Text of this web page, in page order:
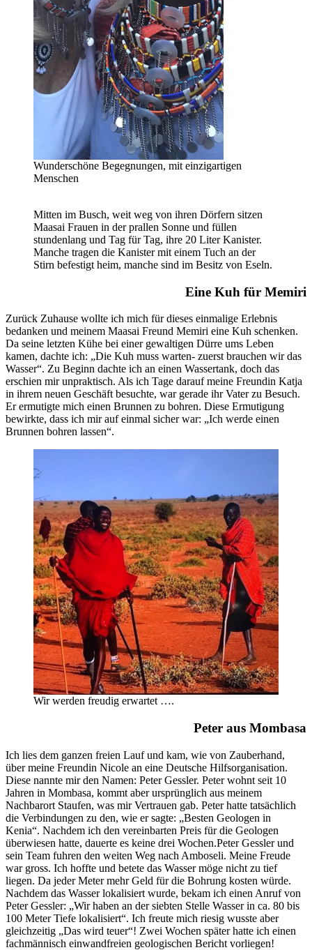
Wunderschöne Begegnungen, mit einzigartigen
Menschen
Mitten im Busch, weit weg von ihren Dörfern sitzen
Maasai Frauen in der prallen Sonne und füllen
stundenlang und Tag für Tag, ihre 20 Liter Kanister.
Manche tragen die Kanister mit einem Tuch an der
Stirn befestigt heim, manche sind im Besitz von Eseln.
Eine Kuh für Memiri
Zurück Zuhause wollte ich mich für dieses einmalige Erlebnis
bedanken und meinem Maasai Freund Memiri eine Kuh schenken.
Da seine letzten Kühe bei einer gewaltigen Dürre ums Leben
kamen, dachte ich: „Die Kuh muss warten- zuerst brauchen wir das
Wasser“. Zu Beginn dachte ich an einen Wassertank, doch das
erschien mir unpraktisch. Als ich Tage darauf meine Freundin Katja
in ihrem neuen Geschäft besuchte, war gerade ihr Vater zu Besuch.
Er ermutigte mich einen Brunnen zu bohren. Diese Ermutigung
bewirkte, dass ich mir auf einmal sicher war: „Ich werde einen
Brunnen bohren lassen“.
Wir werden freudig erwartet ….
Peter aus Mombasa
Ich lies dem ganzen freien Lauf und kam, wie von Zauberhand,
über meine Freundin Nicole an eine Deutsche Hilfsorganisation.
Diese nannte mir den Namen: Peter Gessler. Peter wohnt seit 10
Jahren in Mombasa, kommt aber ursprünglich aus meinem
Nachbarort Staufen, was mir Vertrauen gab. Peter hatte tatsächlich
die Verbindungen zu den, wie er sagte: „Besten Geologen in
Kenia“. Nachdem ich den vereinbarten Preis für die Geologen
überwiesen hatte, dauerte es keine drei Wochen.Peter Gessler und
sein Team fuhren den weiten Weg nach Amboseli. Meine Freude
war gross. Ich hoffte und betete das Wasser möge nicht zu tief
liegen. Da jeder Meter mehr Geld für die Bohrung kosten würde.
Nachdem das Wasser lokalisiert wurde, bekam ich einen Anruf von
Peter Gessler: „Wir haben an der siebten Stelle Wasser in ca. 80 bis
100 Meter Tiefe lokalisiert“. Ich freute mich riesig wusste aber
gleichzeitig „Das wird teuer“! Zwei Wochen später hatte ich einen
fachmännisch einwandfreien geologischen Bericht vorliegen!